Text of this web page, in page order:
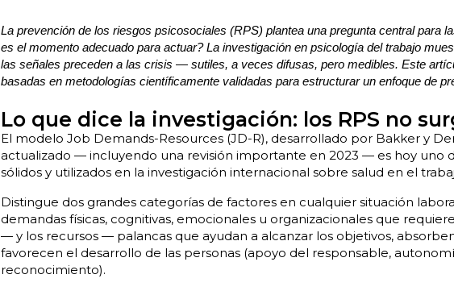
La prevención de los riesgos psicosociales (RPS) plantea una pregunta central para
es el momento adecuado para actuar? La investigación en psicología del trabajo
las señales preceden a las crisis — sutiles, a veces difusas, pero medibles. Este
basadas en metodologías científicamente validadas para estructurar un enfoque de
Lo que dice la investigación: los RPS no
El modelo Job Demands-Resources (JD-R), desarrollado por Bakker y
actualizado — incluyendo una revisión importante en 2023 — es hoy uno
sólidos y utilizados en la investigación internacional sobre salud en el
Distingue dos grandes categorías de factores en cualquier situación
demandas físicas, cognitivas, emocionales u organizacionales que
— y los recursos — palancas que ayudan a alcanzar los objetivos,
favorecen el desarrollo de las personas (apoyo del responsable,
reconocimiento).